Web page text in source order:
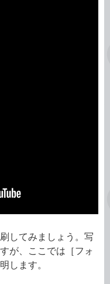
してみましょう。写
が、ここでは［フォ
します。